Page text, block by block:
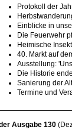
Protokoll der
Einblicke in
Die Feuerwehr
Heimische
40. Markt auf
Ausstellung:
Die Historie
Sanierung der
Termine und
Ausgabe 130